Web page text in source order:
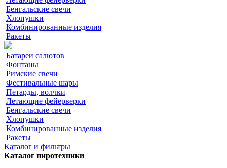
Бенгальские свечи
Хлопушки
Комбинированные изделия
Ракеты
Батареи салютов
Фонтаны
Римские свечи
Фестивальные шары
Петарды, волчки
Летающие фейерверки
Бенгальские свечи
Хлопушки
Комбинированные изделия
Ракеты
Каталог и фильтры
Каталог пиротехники